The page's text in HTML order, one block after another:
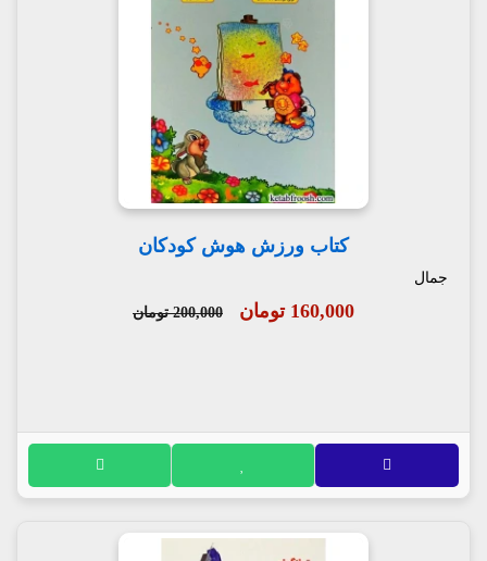
کتاب ورزش هوش کودکان
جمال
160,000 تومان 200,000 تومان